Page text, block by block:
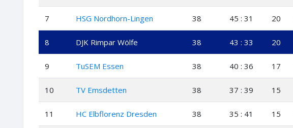
7 HSG Nordhorn-Lingen 38 45 : 31 20
8 DJK Rimpar Wölfe 38 43 : 33 20
9 TuSEM Essen 38 40 : 36 17
10 TV Emsdetten 38 37 : 39 15
11 HC Elbflorenz Dresden 38 35 : 41 15